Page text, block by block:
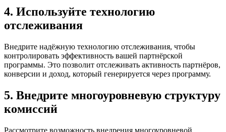
4. Используйте технологию
отслеживания
Внедрите надёжную технологию отслеживания, чтобы
контролировать эффективность вашей партнёрской
программы. Это позволит отслеживать активность партнёров,
конверсии и доход, который генерируется через программу.
5. Внедрите многоуровневую структуру
комиссий
Рассмотрите возможность внедрения многоуровневой